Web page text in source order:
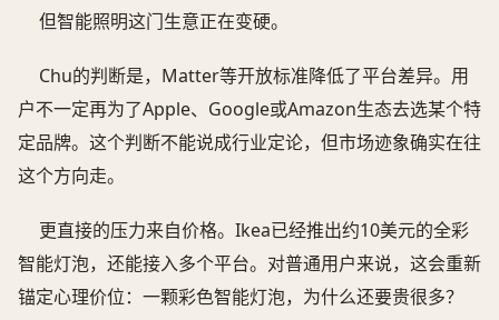
但智能照明这门生意正在变硬。
Chu的判断是，Matter等开放标准降低了平台差异。用
户不一定再为了Apple、Google或Amazon生态去选某个特
定品牌。这个判断不能说成行业定论，但市场迹象确实在往
这个方向走。
更直接的压力来自价格。Ikea已经推出约10美元的全彩
智能灯泡，还能接入多个平台。对普通用户来说，这会重新
锚定心理价位：一颗彩色智能灯泡，为什么还要贵很多？